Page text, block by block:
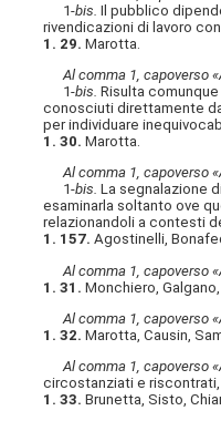
1-bis. Il pubblico
rivendicazioni di lavoro
1. 29. Marotta.
Al comma 1, capoverso
1-bis. Risulta
conosciuti direttamente
per individuare
1. 30. Marotta.
Al comma 1, capoverso
1-bis. La segnalazione
esaminarla soltanto ove
relazionandoli a contesti
1. 157. Agostinelli,
Al comma 1, capoverso
1. 31. Monchiero,
Al comma 1, capoverso
1. 32. Marotta, Causin,
Al comma 1, capoverso
circostanziati e
1. 33. Brunetta, Sisto,